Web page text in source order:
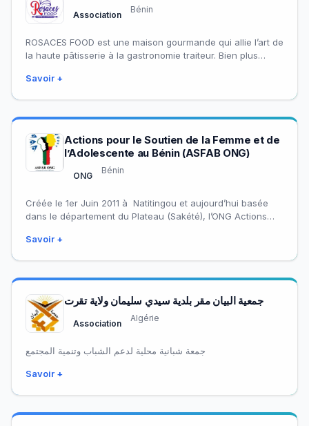
Association
Bénin
ROSACES FOOD est une maison gourmande qui allie l’art de
la haute pâtisserie à la gastronomie traiteur. Bien plus
Savoir +
Actions pour le Soutien de la Femme et de
l’Adolescente au Bénin (ASFAB ONG)
ONG
Bénin
Créée le 1er Juin 2011 à Natitingou et aujourd’hui basée
dans le département du Plateau (Sakété), l’ONG Actions
Savoir +
جمعية البيان مقر بلدية سيدي سليمان ولاية تقرت
Association
Algérie
Savoir +